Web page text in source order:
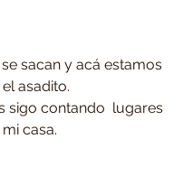
sacan y acá estamos
asadito.
sigo contando  lugares
casa.